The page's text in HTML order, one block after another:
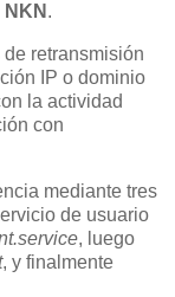
NKN .
retransmisión
IP o dominio
la actividad
con
mediante tres
de usuario
, luego
, y finalmente